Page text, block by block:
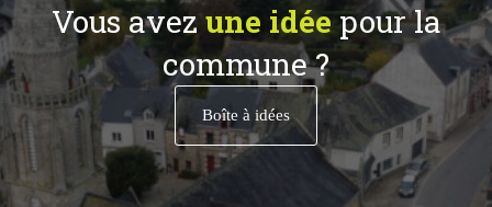
Vous avezune idéepour la
commune ?
Boîte à idées